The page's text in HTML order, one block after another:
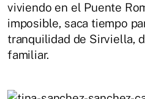
viviendo en el Puente
imposible, saca tiempo
tranquilidad de Sirviella,
familiar.